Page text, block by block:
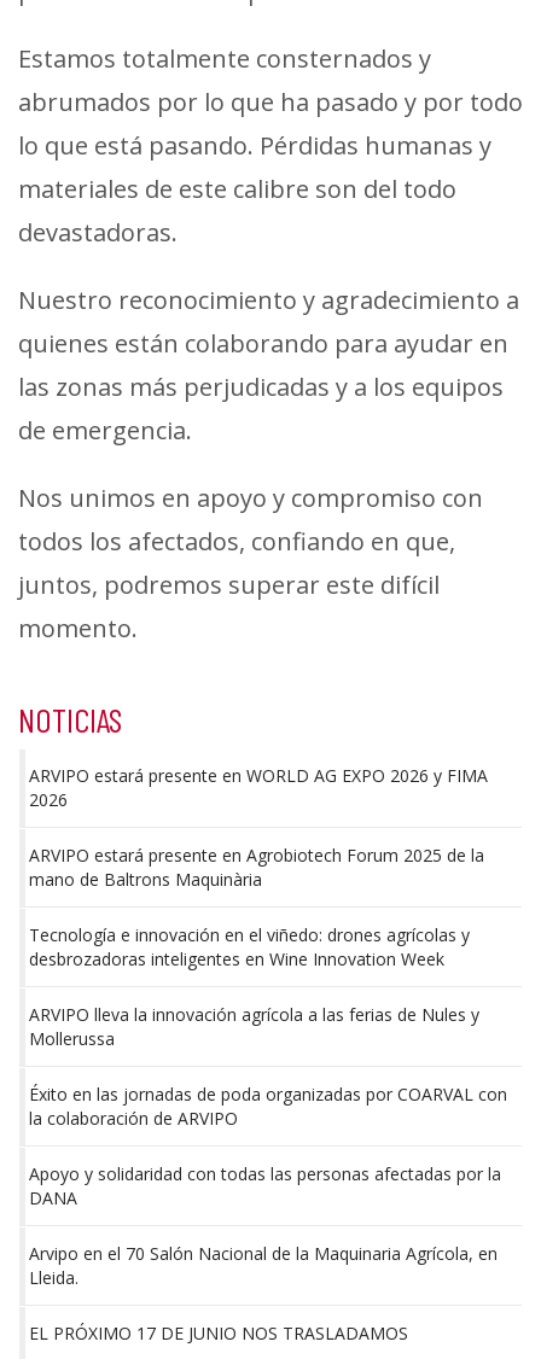
Estamos totalmente consternados y
abrumados por lo que ha pasado y por todo
lo que está pasando. Pérdidas humanas y
materiales de este calibre son del todo
devastadoras.
Nuestro reconocimiento y agradecimiento a
quienes están colaborando para ayudar en
las zonas más perjudicadas y a los equipos
de emergencia.
Nos unimos en apoyo y compromiso con
todos los afectados, confiando en que,
juntos, podremos superar este difícil
momento.
NOTICIAS
ARVIPO estará presente en WORLD AG EXPO 2026 y FIMA
2026
ARVIPO estará presente en Agrobiotech Forum 2025 de la
mano de Baltrons Maquinària
Tecnología e innovación en el viñedo: drones agrícolas y
desbrozadoras inteligentes en Wine Innovation Week
ARVIPO lleva la innovación agrícola a las ferias de Nules y
Mollerussa
Éxito en las jornadas de poda organizadas por COARVAL con
la colaboración de ARVIPO
Apoyo y solidaridad con todas las personas afectadas por la
DANA
Arvipo en el 70 Salón Nacional de la Maquinaria Agrícola, en
Lleida.
EL PRÓXIMO 17 DE JUNIO NOS TRASLADAMOS